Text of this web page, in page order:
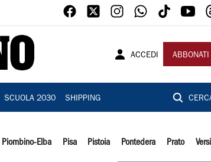
ACCEDI ABBONATI
SCUOLA 2030 SHIPPING
Piombino-Elba Pisa Pistoia Pontedera Prato